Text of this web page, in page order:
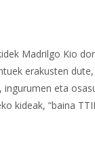
Madrilgo Kio
erakusten
eta
kideak, “baina